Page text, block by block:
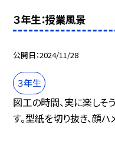
３年生：授業風景
公開日 2024/11/28
３年生
図工の時間、実に楽しそ
す。型紙を切り抜き、顔ハ